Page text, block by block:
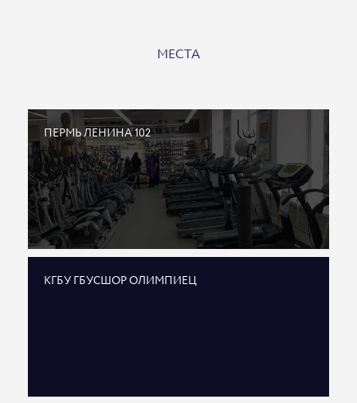
МЕСТА
ПЕРМЬ ЛЕНИНА 102
КГБУ ГБУСШОР ОЛИМПИЕЦ